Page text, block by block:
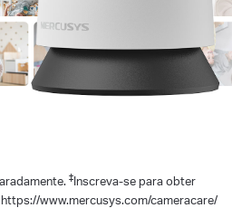
‡Inscreva-se para obter
www.mercusys.com/cameracare/